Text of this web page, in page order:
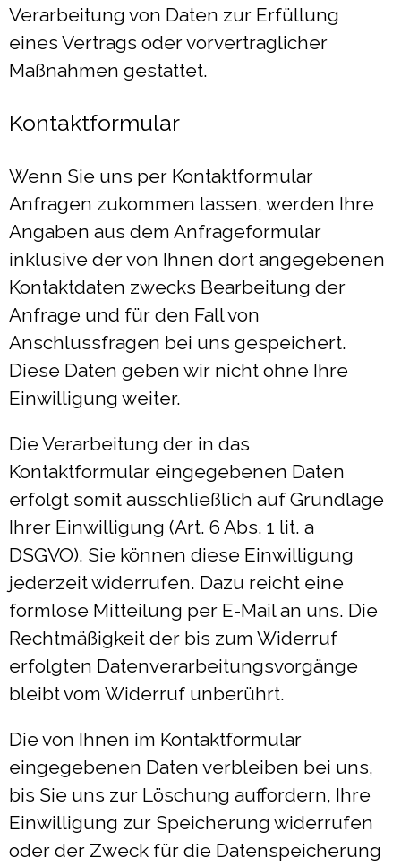
Verarbeitung von Daten zur Erfüllung
eines Vertrags oder vorvertraglicher
Maßnahmen gestattet.
Kontaktformular
Wenn Sie uns per Kontaktformular
Anfragen zukommen lassen, werden Ihre
Angaben aus dem Anfrageformular
inklusive der von Ihnen dort angegebenen
Kontaktdaten zwecks Bearbeitung der
Anfrage und für den Fall von
Anschlussfragen bei uns gespeichert.
Diese Daten geben wir nicht ohne Ihre
Einwilligung weiter.
Die Verarbeitung der in das
Kontaktformular eingegebenen Daten
erfolgt somit ausschließlich auf Grundlage
Ihrer Einwilligung (Art. 6 Abs. 1 lit. a
DSGVO). Sie können diese Einwilligung
jederzeit widerrufen. Dazu reicht eine
formlose Mitteilung per E-Mail an uns. Die
Rechtmäßigkeit der bis zum Widerruf
erfolgten Datenverarbeitungsvorgänge
bleibt vom Widerruf unberührt.
Die von Ihnen im Kontaktformular
eingegebenen Daten verbleiben bei uns,
bis Sie uns zur Löschung auffordern, Ihre
Einwilligung zur Speicherung widerrufen
oder der Zweck für die Datenspeicherung